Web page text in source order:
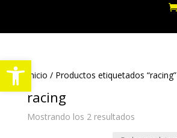
Abrir barra de herramientas
Inicio / Productos etiquetados “racing”
racing
Mostrando los 2 resultados